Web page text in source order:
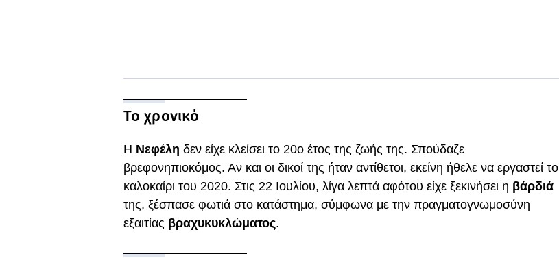
Το χρονικό
Η Νεφέλη δεν είχε κλείσει το 20ο έτος της ζωής της. Σπούδαζε
βρεφονηπιοκόμος. Αν και οι δικοί της ήταν αντίθετοι, εκείνη ήθελε να εργαστεί το
καλοκαίρι του 2020. Στις 22 Ιουλίου, λίγα λεπτά αφότου είχε ξεκινήσει η βάρδιά
της, ξέσπασε φωτιά στο κατάστημα, σύμφωνα με την πραγματογνωμοσύνη
εξαιτίας βραχυκυκλώματος.